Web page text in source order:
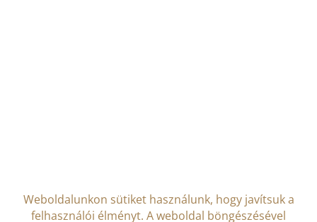
Weboldalunkon sütiket használunk, hogy javítsuk a
felhasználói élményt. A weboldal böngészésével